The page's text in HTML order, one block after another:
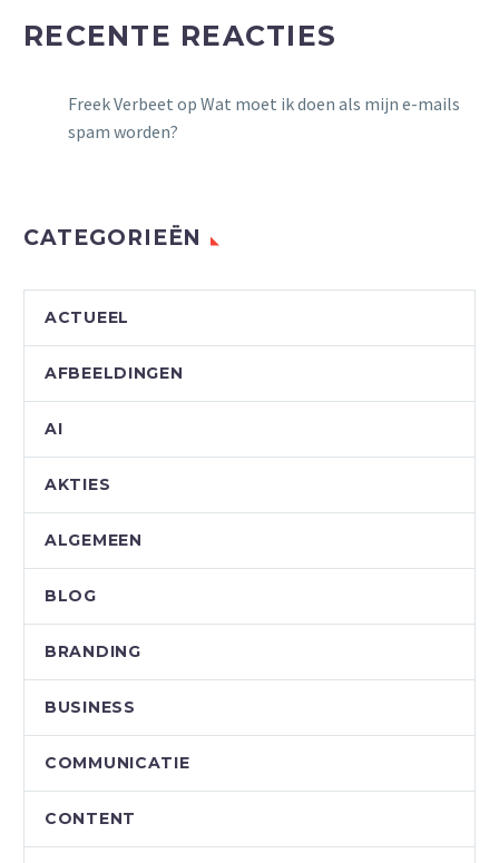
RECENTE REACTIES
Freek Verbeet op Wat moet ik doen als mijn e-mails
spam worden?
CATEGORIEËN
ACTUEEL
AFBEELDINGEN
AI
AKTIES
ALGEMEEN
BLOG
BRANDING
BUSINESS
COMMUNICATIE
CONTENT